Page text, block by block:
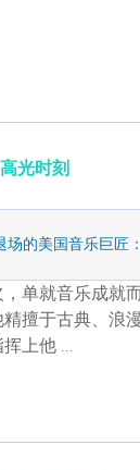
光时刻
场的美国音乐巨匠
单就音乐成就
擅于古典、浪
挥上他 …